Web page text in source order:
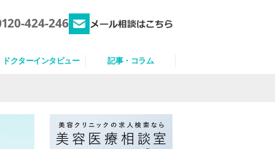
424-246
ドクターインタビュー 記事・コラム